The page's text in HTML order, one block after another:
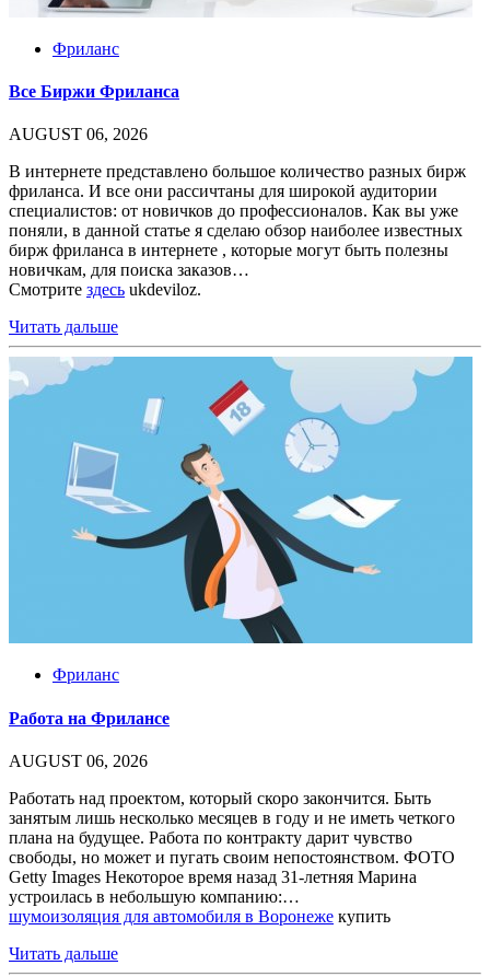
Фриланс
Все Биржи Фриланса
AUGUST 06, 2026
В интернете представлено большое количество разных бирж
фриланса. И все они рассичтаны для широкой аудитории
специалистов: от новичков до профессионалов. Как вы уже
поняли, в данной статье я сделаю обзор наиболее известных
бирж фриланса в интернете , которые могут быть полезны
новичкам, для поиска заказов…
Смотрите здесь ukdeviloz.
Читать дальше
Фриланс
Работа на Фрилансе
AUGUST 06, 2026
Работать над проектом, который скоро закончится. Быть
занятым лишь несколько месяцев в году и не иметь четкого
плана на будущее. Работа по контракту дарит чувство
свободы, но может и пугать своим непостоянством. ФОТО
Getty Images Некоторое время назад 31-летняя Марина
устроилась в небольшую компанию:…
шумоизоляция для автомобиля в Воронеже купить
Читать дальше